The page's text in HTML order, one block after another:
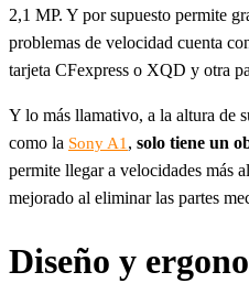
2,1 MP. Y por supuesto permite
problemas de velocidad cuenta
tarjeta CFexpress o XQD y otra
Y lo más llamativo, a la altura de
como la Sony A1 , solo tiene un
permite llegar a velocidades más
mejorado al eliminar las partes
Diseño y